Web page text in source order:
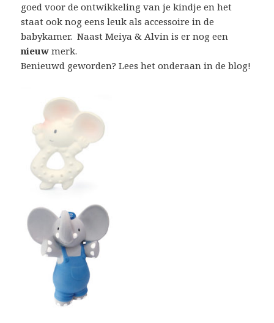
goed voor de ontwikkeling van je kindje en het
staat ook nog eens leuk als accessoire in de
babykamer. Naast Meiya & Alvin is er nog een
nieuwmerk.
Benieuwd geworden? Lees het onderaan in de blog!